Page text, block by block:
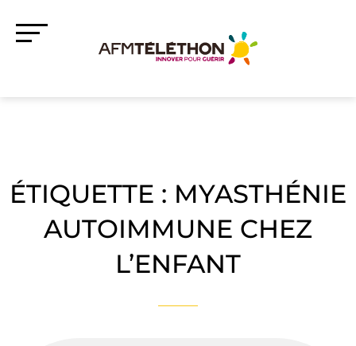
ÉTIQUETTE : MYASTHÉNIE
AUTOIMMUNE CHEZ
L’ENFANT